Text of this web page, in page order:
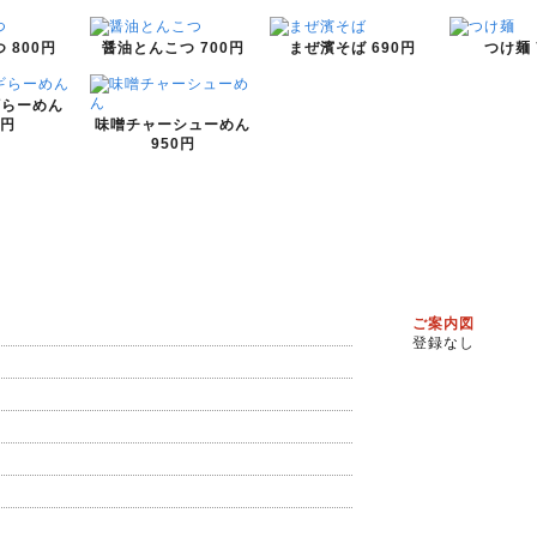
800円 醤油とんこつ 700円 まぜ濱そば 690円 つけ麺
ーめん
味噌チャーシューめん
950円
ご案内図
登録なし